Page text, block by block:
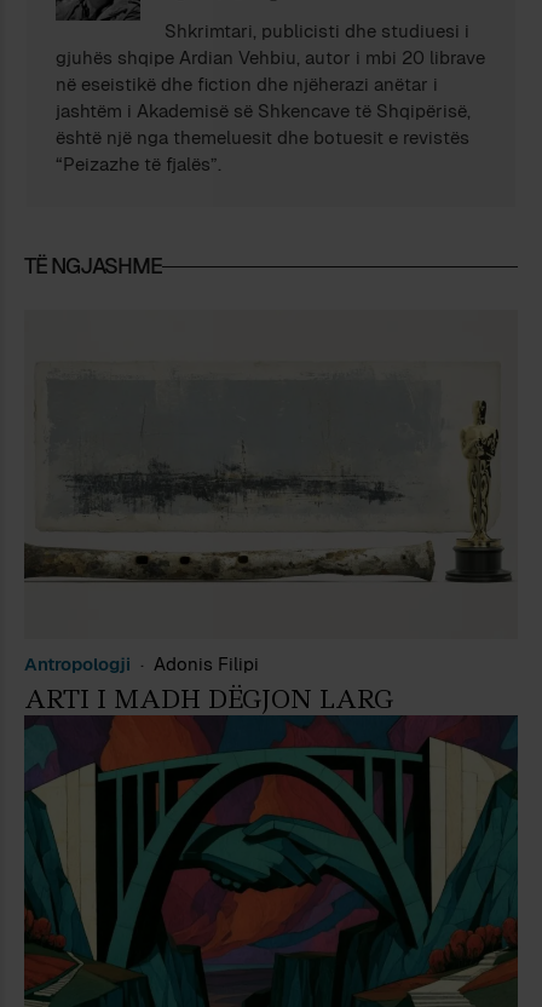
Shkrimtari, publicisti dhe studiuesi i
gjuhës shqipe Ardian Vehbiu, autor i mbi 20 librave
në eseistikë dhe fiction dhe njëherazi anëtar i
jashtëm i Akademisë së Shkencave të Shqipërisë,
është një nga themeluesit dhe botuesit e revistës
“Peizazhe të fjalës”.
TË NGJASHME
Antropologji Adonis Filipi
ARTI I MADH DËGJON LARG